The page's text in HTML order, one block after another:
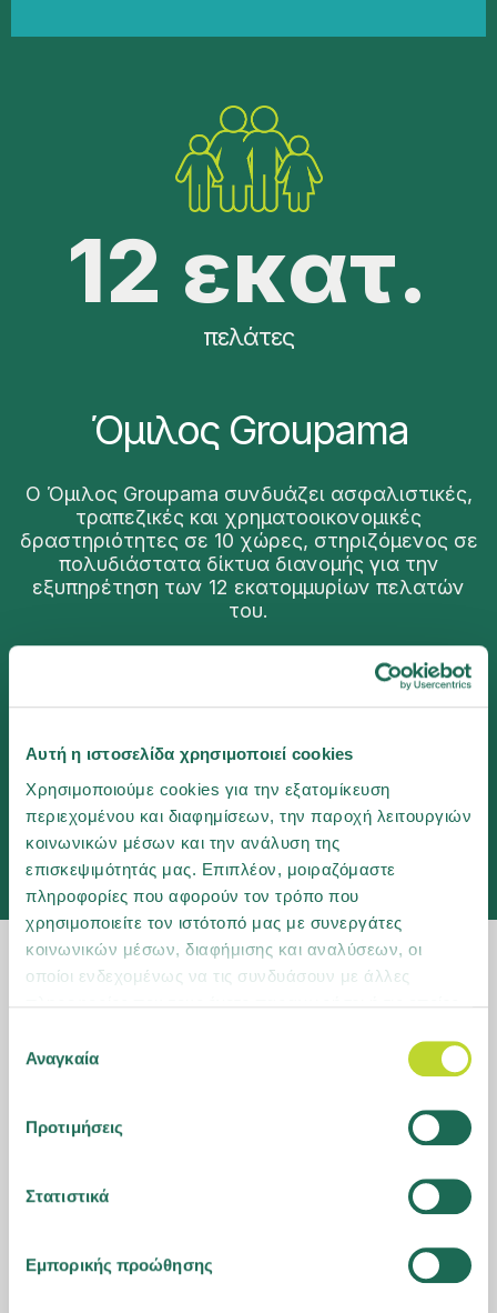
Αυτή η ιστοσελίδα χρησιμοποιεί cookies
Χρησιμοποιούμε cookies για την εξατομίκευση
περιεχομένου και διαφημίσεων, την παροχή λειτουργιών
κοινωνικών μέσων και την ανάλυση της
επισκεψιμότητάς μας. Επιπλέον, μοιραζόμαστε
πληροφορίες που αφορούν τον τρόπο που
χρησιμοποιείτε τον ιστότοπό μας με συνεργάτες
κοινωνικών μέσων, διαφήμισης και αναλύσεων, οι
οποίοι ενδεχομένως να τις συνδυάσουν με άλλες
των υπηρεσιών τους. Μάθετε περισσότερα για τα
συγκατάθεσης
Αναγκαία
Προτιμήσεις
Στατιστικά
Εμπορικής προώθησης
12 εκατ.
πελάτες
Όμιλος Groupama
O Όμιλος Groupama συνδυάζει ασφαλιστικές,
τραπεζικές και χρηματοοικονομικές
δραστηριότητες σε 10 χώρες, στηριζόμενος σε
πολυδιάστατα δίκτυα διανομής για την
εξυπηρέτηση των 12 εκατομμυρίων πελατών
του.
Prev Next
01/03
ΤΑ ΝΕΑ ΜΑΣ